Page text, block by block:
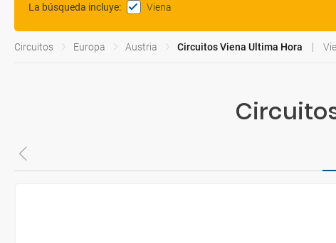
La búsqueda incluye: Viena
Circuitos Europa Austria Circuitos Viena Ultima Hora